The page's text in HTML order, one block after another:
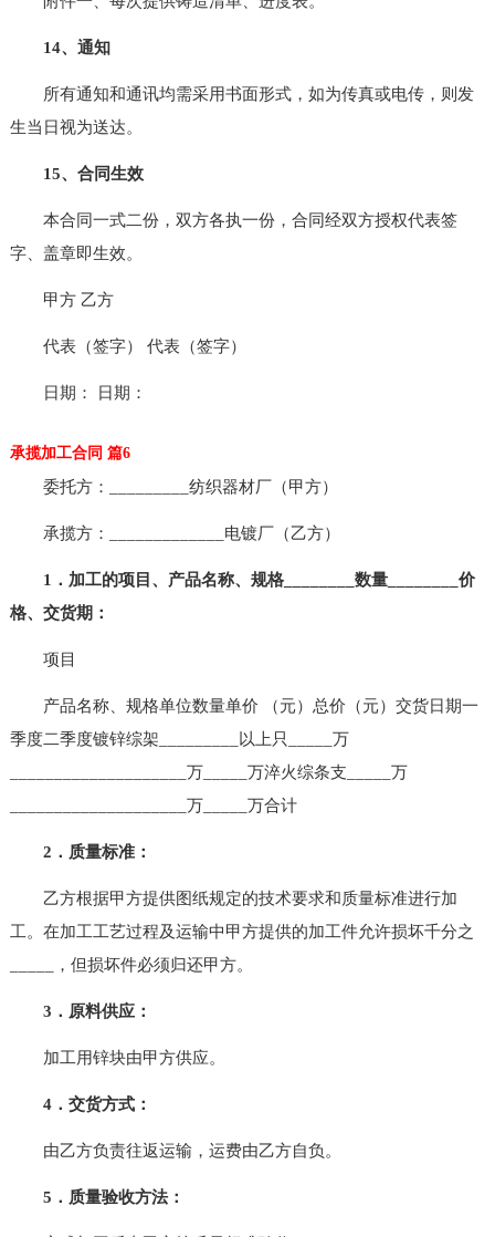
14、通知
所有通知和通讯均需采用书面形式，如为传真或电传，则发
生当日视为送达。
15、合同生效
本合同一式二份，双方各执一份，合同经双方授权代表签
字、盖章即生效。
甲方 乙方
代表（签字） 代表（签字）
日期： 日期：
承揽加工合同 篇6
委托方：_________纺织器材厂（甲方）
承揽方：_____________电镀厂（乙方）
1．加工的项目、产品名称、规格________数量________价
格、交货期：
项目
产品名称、规格单位数量单价 （元）总价（元）交货日期一
季度二季度镀锌综架_________以上只_____万
____________________万_____万淬火综条支_____万
____________________万_____万合计
2．质量标准：
乙方根据甲方提供图纸规定的技术要求和质量标准进行加
工。在加工工艺过程及运输中甲方提供的加工件允许损坏千分之
_____，但损坏件必须归还甲方。
3．原料供应：
加工用锌块由甲方供应。
4．交货方式：
由乙方负责往返运输，运费由乙方自负。
5．质量验收方法：